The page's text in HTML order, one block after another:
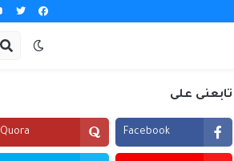
تابعنى على
Facebook
Quora